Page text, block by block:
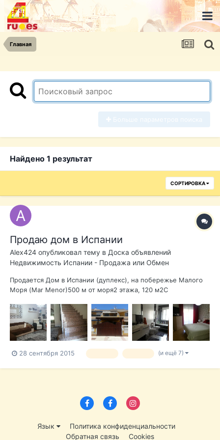
Главная
Найдено 1 результат
СОРТИРОВКА
Продаю дом в Испании
Alex424 опубликовал тему в Доска объявлений
Недвижимость Испании - Продажа или Обмен
Продается Дом в Испании (дуплекс), на побережье Малого
Моря (Mar Menor)500 м от моря2 этажа, 120 м2С
фирменной сантехникойКухня с большим столом из
натурального дерева, полностью оборудована: большой
холодильник, плита, духовка, стиральная машина, сушк...
28 сентября 2015 (и ещё 7)
Язык
Политика конфиденциальности
Обратная связь
Cookies